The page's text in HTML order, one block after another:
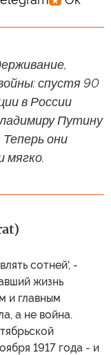
спустя 90
в России
Путину
они
мягко.
сотней', -
жизнь
и главным
а не война.
1917 года - и